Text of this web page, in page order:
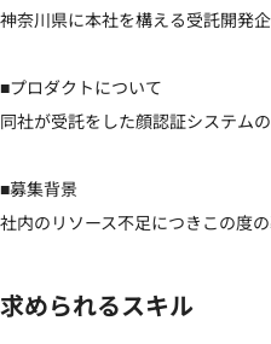
神奈川県に本社を構える受託開発企
■プロダクトについて
同社が受託をした顔認証システム
■募集背景
社内のリソース不足につきこの度の
求められるスキル